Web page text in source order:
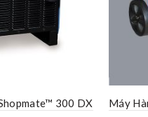
300 DX Máy